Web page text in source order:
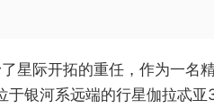
星际开拓的重任，作为一名
于银河系远端的行星伽拉忒